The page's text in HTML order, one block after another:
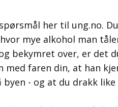
her til ung.no.
mye alkohol man
bekymret over, er det
med faren din, at han
- og at du drakk